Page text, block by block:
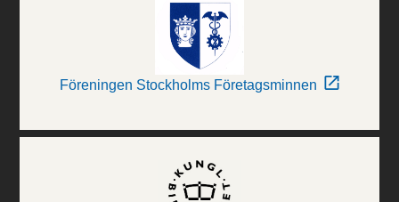
Föreningen Stockholms Företagsminnen